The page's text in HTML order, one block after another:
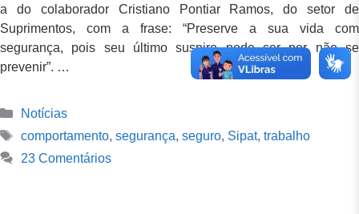
a do colaborador Cristiano Pontiar Ramos, do setor de
Suprimentos, com a frase: “Preserve a sua vida com
segurança, pois seu último suspiro pode ser por não se
prevenir”. …
Notícias
comportamento, segurança, seguro, Sipat, trabalho
23 Comentários